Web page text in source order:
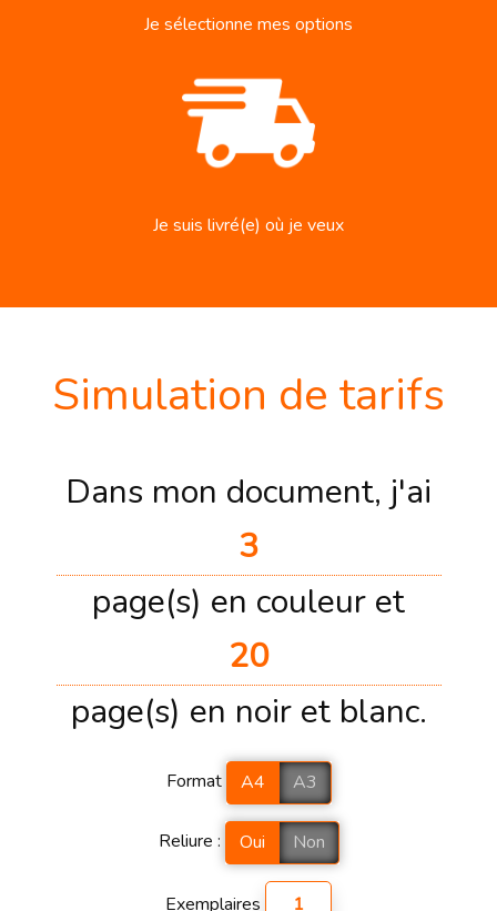
Je sélectionne mes options
Je suis livré(e) où je veux
Simulation de tarifs
Dans mon document, j'ai
page(s) en couleur et
page(s) en noir et blanc.
Format A4 A3
Reliure : Oui Non
Exemplaires